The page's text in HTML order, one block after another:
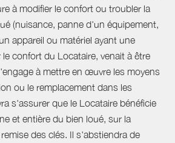
à modifier le confort ou troubler la
(nuisance, panne d'un équipement,
appareil ou matériel ayant une
confort du Locataire, venait à être
à mettre en œuvre les moyens
ou le remplacement dans les
s'assurer que le Locataire bénéficie
et entière du bien loué, sur la
remise des clés. Il s'abstiendra de